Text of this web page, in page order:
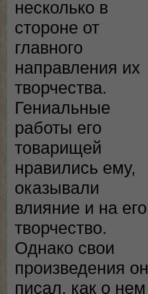
несколько в
стороне от
главного
направления их
творчества.
Гениальные
работы его
товарищей
нравились ему,
оказывали
влияние и на его
творчество.
Однако свои
произведения он
писал, как о нем